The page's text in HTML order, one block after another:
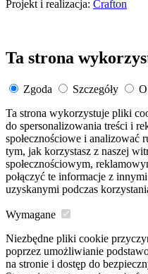
Projekt i realizacja: Crafton
Ta strona
Zgoda Szczegóły
Ta strona wykorzystuje pliki
do spersonalizowania treści i
społecznościowe i analizować
tym, jak korzystasz z naszej
społecznościowym,
połączyć te informacje z
uzyskanymi podczas
Wymagane
Niezbędne pliki cookie
poprzez umożliwianie
na stronie i dostęp do